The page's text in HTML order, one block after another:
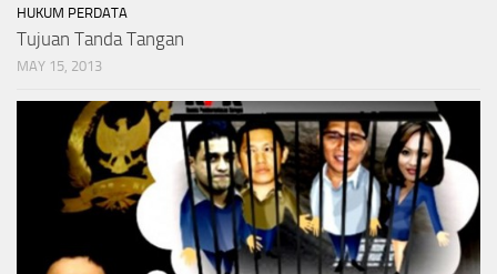
HUKUM PERDATA
Tujuan Tanda Tangan
MAY 15, 2013